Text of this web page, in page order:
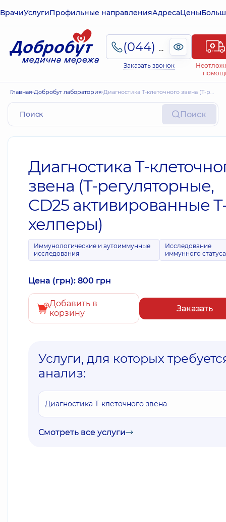
ВрачиУслугиПрофильные направленияАдресаЦены
(044) 495-2-888
Заказать звонок
Главная Добробут лаборатория Диагностика T-клеточного звена (Т-регуляторные, CD25 активированные Т-хелперы)
Поиск
Диагностика T-
звена (Т-регуляторные,
CD25 активированные
хелперы)
Иммунологические и аутоиммунные
исследования
Исследование
иммунного статуса
Цена (грн): 800 грн
Добавить в
корзину
Заказать
Услуги, для которых
анализ:
Диагностика T-клеточного звена
Смотреть все услуги